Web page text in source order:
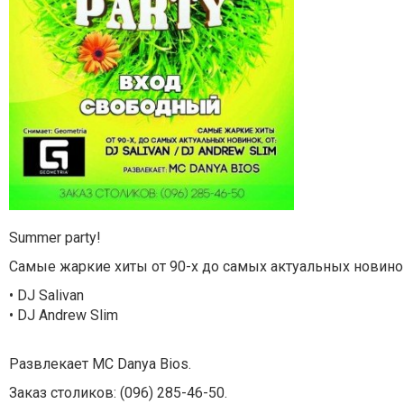
Summer party!
Самые жаркие хиты от 90-х до самых актуальных
• DJ Salivan
• DJ Andrew Slim
Развлекает MC Danya Bios.
Заказ столиков: (096) 285-46-50.